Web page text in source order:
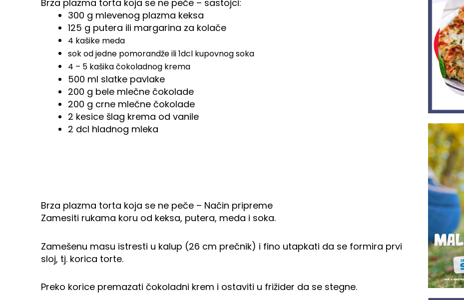
Brza plazma torta koja se ne peče – sastojci:
300 g mlevenog plazma keksa
125 g putera ili margarina za kolače
4 kašike meda
sok od jedne pomorandže ili 1dcl kupovnog soka
4 – 5 kašika čokoladnog krema
500 ml slatke pavlake
200 g bele mlečne čokolade
200 g crne mlečne čokolade
2 kesice šlag krema od vanile
2 dcl hladnog mleka
Brza plazma torta koja se ne peče – Način pripreme
Zamesiti rukama koru od keksa, putera, meda i soka.
Zamešenu masu istresti u kalup (26 cm prečnik) i fino utapkati da se formira prvi
sloj, tj. korica torte.
Preko korice premazati čokoladni krem i ostaviti u frižider da se stegne.